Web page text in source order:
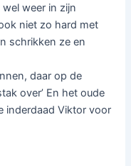
wel weer in zijn
niet zo hard met
schrikken ze en
daar op de
over’ En het oude
inderdaad Viktor voor